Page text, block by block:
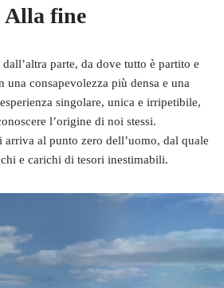
Alla fine
parte, da dove tutto è partito e
una consapevolezza più densa e una
singolare, unica e irripetibile,
l’origine di noi stessi.
al punto zero dell’uomo, dal quale
e carichi di tesori inestimabili.